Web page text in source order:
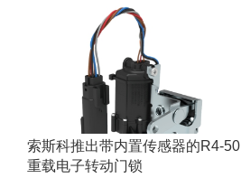
索斯科推出带内置传感器的R4-50
重载电子转动门锁